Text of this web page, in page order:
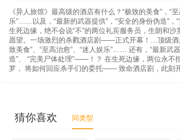
《异人旅馆》最高级的酒店有什么？“极致的美食”，“
乐”……以及，“最新的武器提供”，“安全的身份伪造”，
生死边缘，绝不会说“不”的两位礼宾服务员，生朗和
愿望。一场激烈的杀戮酒店剧——正式开幕！…顶级酒
致美食”、“至高治愈”、“迷人娱乐”…… 还有，“最新武
造”、 “完美尸体处理”——！？ 在生死边缘，两位永
罗， 将如何回应杀手们的委托—— 致命酒店剧，此刻
猜你喜欢 同类型